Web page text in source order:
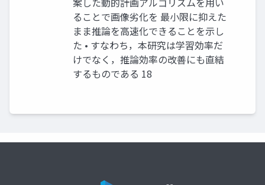
ることで画像劣化を 最小限に抑えた
まま推論を高速化できることを示し
た • すなわち，本研究は学習効率だ
けでなく，推論効率の改善にも直結
するものである 18